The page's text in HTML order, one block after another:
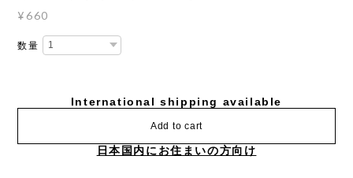
¥660
数量
International shipping available
Add to cart
日本国内にお住まいの方向け